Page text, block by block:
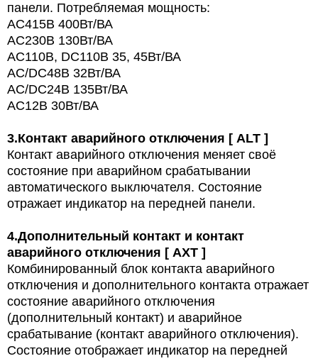
панели. Потребляемая мощность:
AC415В 400Вт/ВА
AC230В 130Вт/ВА
AC110В, DC110В 35, 45Вт/ВА
AC/DC48В 32Вт/ВА
AC/DC24В 135Вт/ВА
AC12В 30Вт/ВА
3.Контакт аварийного отключения [ ALT ]
Контакт аварийного отключения меняет своё
состояние при аварийном срабатывании
автоматического выключателя. Состояние
отражает индикатор на передней панели.
4.Дополнительный контакт и контакт
аварийного отключения [ AXT ]
Комбинированный блок контакта аварийного
отключения и дополнительного контакта отражает
состояние аварийного отключения
(дополнительный контакт) и аварийное
срабатывание (контакт аварийного отключения).
Состояние отображает индикатор на передней